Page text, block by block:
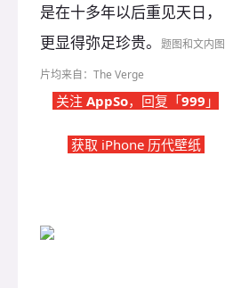
是在十多年以后重见天日，
更显得弥足珍贵。
题图和文内图
片均来自：The Verge
关注 AppSo，回复「999 」
获取 iPhone 历代壁纸